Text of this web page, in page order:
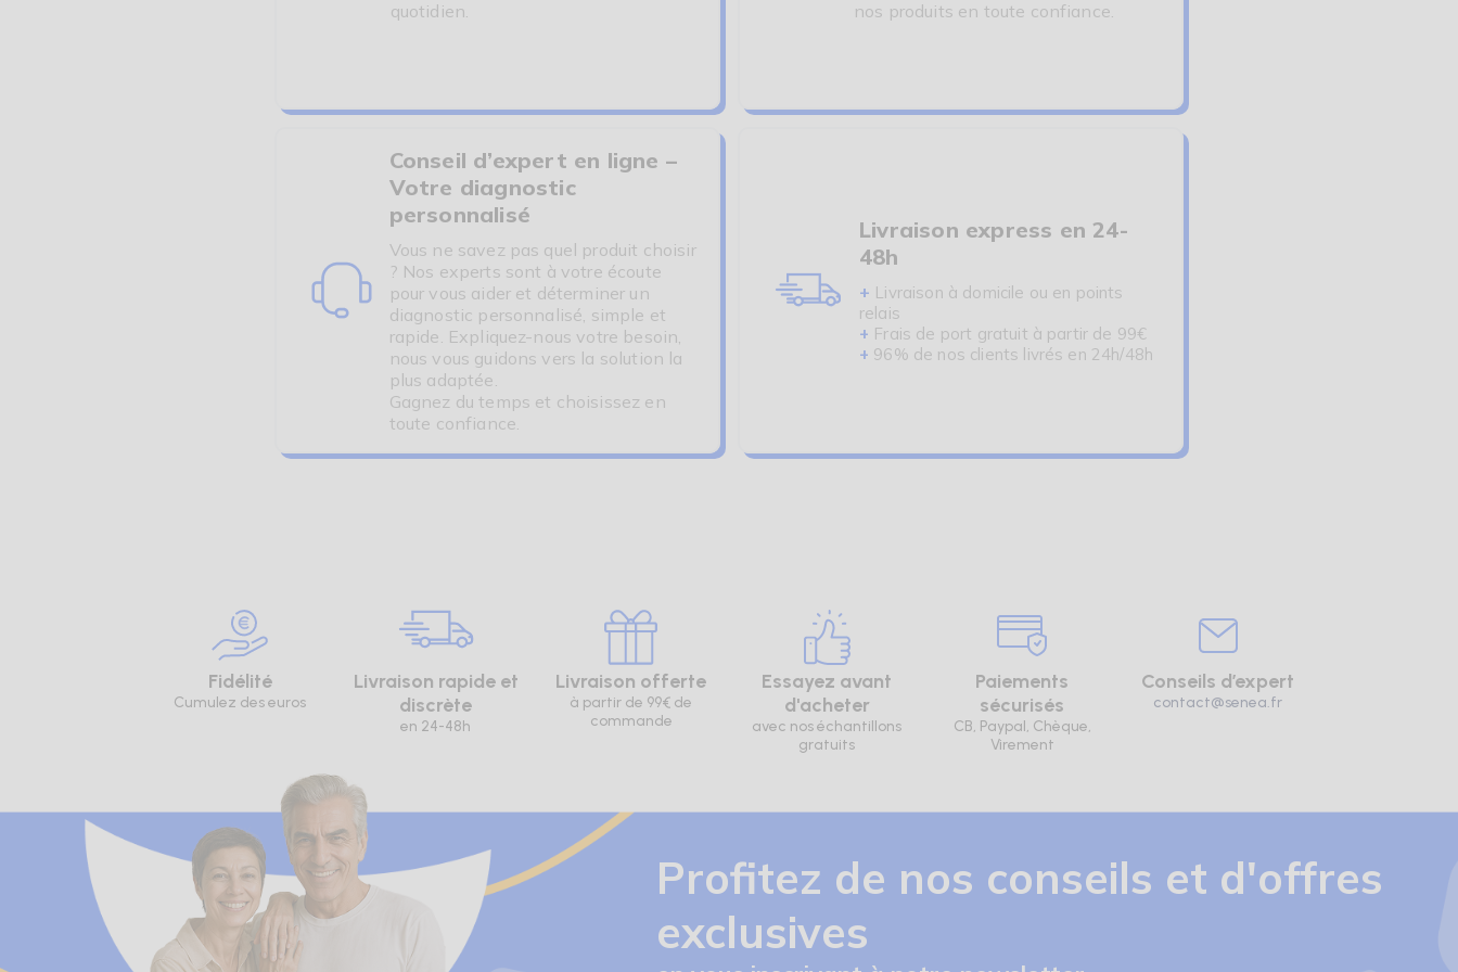
quotidien.
nos produits en toute confiance.
Conseil d’expert en ligne –
Votre diagnostic
personnalisé
Vous ne savez pas quel produit choisir
? Nos experts sont à votre écoute
pour vous aider et déterminer un
diagnostic personnalisé, simple et
rapide. Expliquez-nous votre besoin,
nous vous guidons vers la solution la
plus adaptée.
Gagnez du temps et choisissez en
toute confiance.
Livraison express en 24-
48h
+ Livraison à domicile ou en points
relais
+ Frais de port gratuit à partir de 99€
+ 96% de nos clients livrés en 24h/48h
Fidélité
Cumulez des euros
Livraison rapide et
discrète
en 24-48h
Livraison offerte
à partir de 99€ de
commande
Essayez avant
d'acheter
avec nos échantillons
gratuits
Paiements
sécurisés
CB, Paypal, Chèque,
Virement
Conseils d’expert
contact@senea.fr
Profitez de nos conseils et d'offres
exclusives